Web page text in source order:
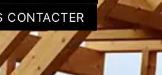
CONTACTER